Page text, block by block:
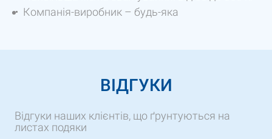
Компанія-виробник – будь-яка
ВІДГУКИ
Відгуки наших клієнтів, що ґрунтуються на
листах подяки